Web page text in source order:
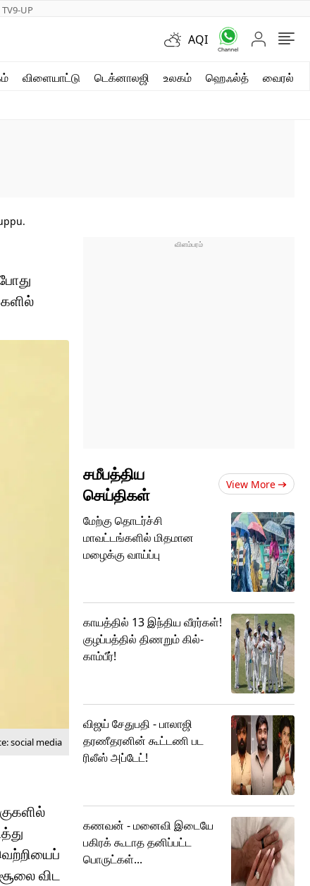
TV9-UP
AQI
விளையாட்டு டெக்னாலஜி உலகம் ஹெஃல்த் வைரல்
social media
விட
சமீபத்திய
செய்திகள்
View More
மேற்கு தொடர்ச்சி
மாவட்டங்களில் மிதமான
மழைக்கு வாய்ப்பு
காயத்தில் 13 இந்திய வீரர்கள்!
குழப்பத்தில் திணறும் கில்-
காம்பீர்!
விஜய் சேதுபதி - பாலாஜி
தரணீதரனின் கூட்டணி பட
ரிலீஸ் அப்டேட்!
கணவன் - மனைவி இடையே
பகிரக் கூடாத தனிப்பட்ட
பொருட்கள்...